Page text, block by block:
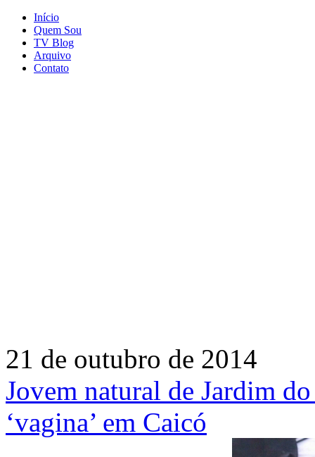
Início
Quem Sou
TV Blog
Arquivo
Contato
21 de outubro de 2014
Jovem natural de Jardim
‘vagina’ em Caicó